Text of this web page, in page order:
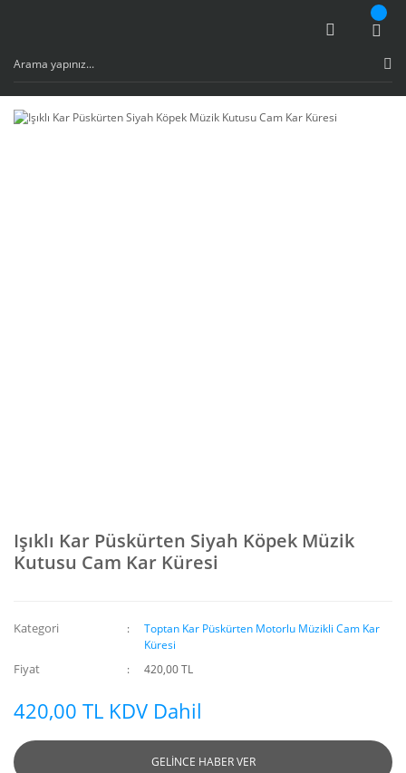
Işıklı Kar Püskürten Siyah Köpek Müzik
Kutusu Cam Kar Küresi
Kategori
Toptan Kar Püskürten Motorlu Müzikli Cam Kar
Küresi
Fiyat 420,00 TL
420,00 TL KDV Dahil
GELİNCE HABER VER